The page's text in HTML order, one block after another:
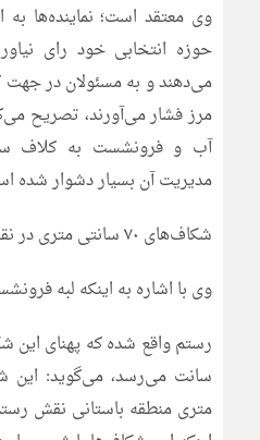
وی معتقد است؛ نماینده‌ها به
حوزه انتخابی خود رای
می‌دهند و به مسئولان در
مرز فشار می‌آورند، تصریح
آب و فرونشست به کلاف
مدیریت آن بسیار دشوار شده
شکاف‌های ۷۰ سانتی متری در نقش رستم
وی با اشاره به اینکه لبه
متری منطقه باستانی نقش